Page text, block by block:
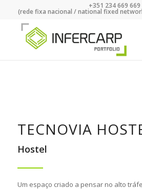
+351 234 669 669
(rede fixa nacional / national fixed
TECNOVIA
Hostel
Um espaço criado a pensar no alto